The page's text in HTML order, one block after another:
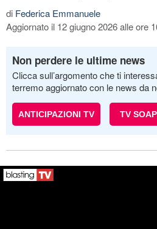
di Federica Emmanuele
Aggiornato il 12 giugno 2026 alle ore
Non perdere le ultime news
Clicca sull’argomento che ti
terremo aggiornato con le news da
ANTICIPAZIONI TV TV SOAP